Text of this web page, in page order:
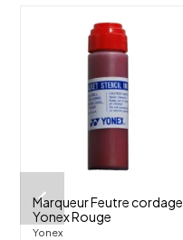
Marqueur Feutre cordage
Yonex Rouge
Yonex